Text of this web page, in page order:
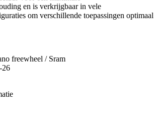
en is verkrijgbaar in vele
om verschillende toepassingen optimaal
freewheel / Sram
26